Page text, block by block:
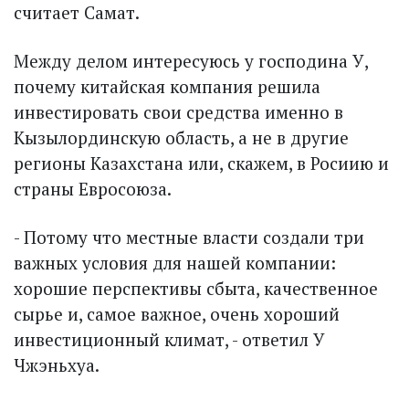
считает Самат.
Между делом интересуюсь у господина У,
почему китайская компания решила
инвестировать свои средства именно в
Кызыл­ординскую область, а не в другие
регионы Казахстана или, скажем, в Росиию и
страны Евросоюза.
- Потому что местные власти создали три
важных условия для нашей компании:
хорошие перспективы сбыта, качественное
сырье и, самое важное, очень хороший
инвестиционный климат, - ответил У
Чжэньхуа.